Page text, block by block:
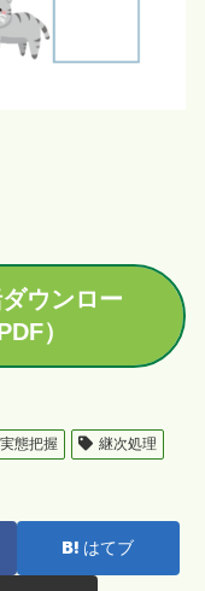
ウンロー
）
実態把握 継次処理
はてブ